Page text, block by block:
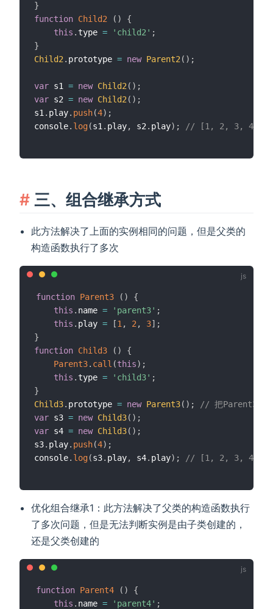
}
function Child2 ( )
{
this . type = 'child2' ;
}
Child2. prototype = new Parent2( ) ;
var s1 = new Child2( ) ;
var s2 = new Child2( ) ;
s1. play. push(4) ;
console. log(s1. play, s2. play) ; // [1, 2, 3, 4] [1, 2,
三、组合继承方式
此方法解决了上面的实例相同的问题，但是父类的
构造函数执行了多次
function Parent3 ( )
{
this . name = 'parent3' ;
this . play = [1 , 2 , 3] ;
}
function Child3 ( )
{
Parent3. call (this) ;
this . type = 'child3' ;
}
Child3. prototype = new Parent3( ) ;
// 把Parent3的
var s3 = new Child3( ) ;
var s4 = new Child3( ) ;
s3. play. push(4) ;
console. log(s3. play, s4. play) ; // [1, 2, 3, 4]
优化组合继承1：此方法解决了父类的构造函数执行
了多次问题，但是无法判断实例是由子类创建的，
还是父类创建的
function Parent4 ( )
{
this . name = 'parent4' ;